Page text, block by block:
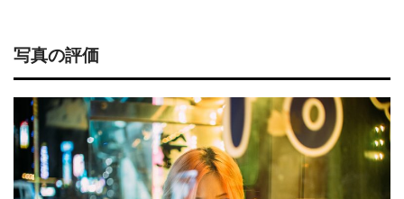
写真の評価